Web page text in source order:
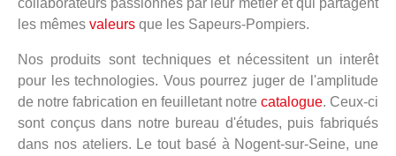
les mêmes valeurs que les Sapeurs-Pompiers.
Nos produits sont techniques et nécessitent un interêt
pour les technologies. Vous pourrez juger de l'amplitude
de notre fabrication en feuilletant notre catalogue. Ceux-ci
sont conçus dans notre bureau d'études, puis fabriqués
dans nos ateliers. Le tout basé à Nogent-sur-Seine, une